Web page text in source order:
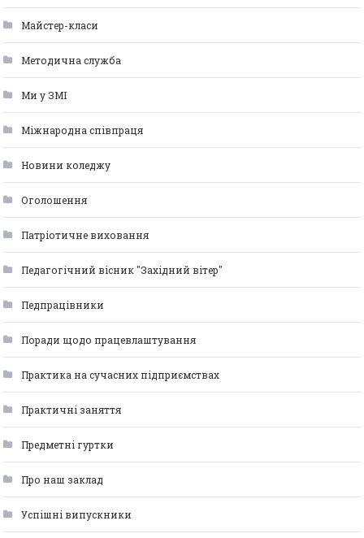
Майстер-класи
Методична служба
Ми у ЗМІ
Міжнародна співпраця
Новини коледжу
Оголошення
Патріотичне виховання
Педагогічний вісник "Західний вітер"
Педпрацівники
Поради щодо працевлаштування
Практика на сучасних підприємствах
Практичні заняття
Предметні гуртки
Про наш заклад
Успішні випускники